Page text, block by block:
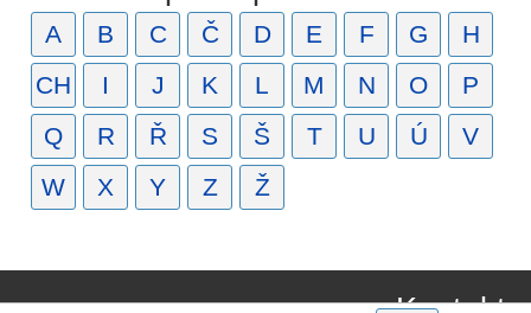
A B C Č D E F G
H
CH
I J K L M N O
P
Q
R Ř S Š T U Ú
V
W
X Y Z Ž